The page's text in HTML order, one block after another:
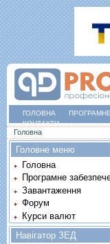
ГОЛОВНА
КОНТАКТИ
Ви є тут
Головна
Головне меню
Головна
Програмне
Завантаження
Форум
Курси валют
Навігатор ЗЕД